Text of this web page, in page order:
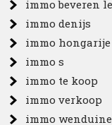
immo beveren
immo denijs
immo hongarije
immo s
immo te koop
immo verkoop
immo wenduine